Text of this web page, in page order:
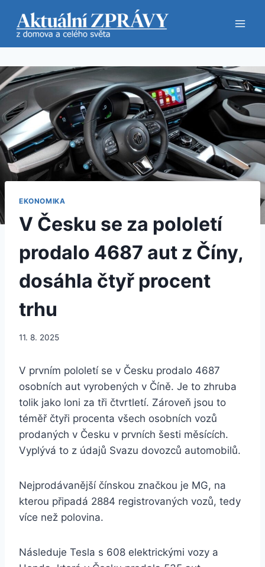
obsah
EKONOMIKA
V Česku se za pololetí
prodalo 4687 aut z Číny,
dosáhla čtyř procent
trhu
11. 8. 2025
V prvním pololetí se v Česku prodalo 4687
osobních aut vyrobených v Číně. Je to zhruba
tolik jako loni za tři čtvrtletí. Zároveň jsou to
téměř čtyři procenta všech osobních vozů
prodaných v Česku v prvních šesti měsících.
Vyplývá to z údajů Svazu dovozců automobilů.
Nejprodávanější čínskou značkou je MG, na
kterou připadá 2884 registrovaných vozů, tedy
více než polovina.
Následuje Tesla s 608 elektrickými vozy a